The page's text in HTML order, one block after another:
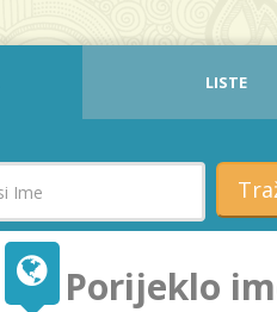
LISTE
Porijeklo